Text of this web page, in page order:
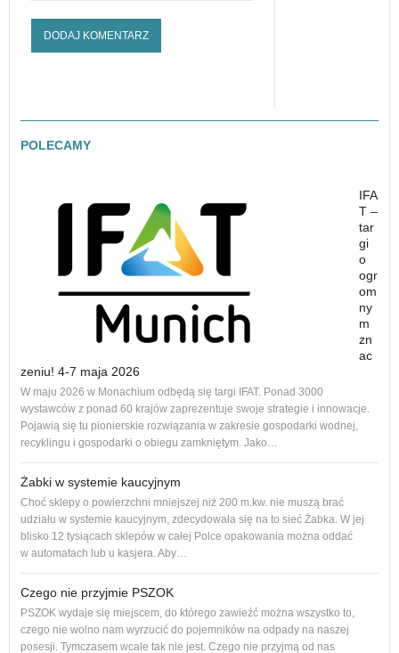
POLECAMY
IFA
T –
tar
gi
o
ogr
om
ny
m
zn
ac
zeniu! 4-7 maja 2026
W maju 2026 w Monachium odbędą się targi IFAT. Ponad 3000
wystawców z ponad 60 krajów zaprezentuje swoje strategie i innowacje.
Pojawią się tu pionierskie rozwiązania w zakresie gospodarki wodnej,
recyklingu i gospodarki o obiegu zamkniętym. Jako…
Żabki w systemie kaucyjnym
Choć sklepy o powierzchni mniejszej niż 200 m.kw. nie muszą brać
udziału w systemie kaucyjnym, zdecydowała się na to sieć Żabka. W jej
blisko 12 tysiącach sklepów w całej Polce opakowania można oddać
w automatach lub u kasjera. Aby…
Czego nie przyjmie PSZOK
PSZOK wydaje się miejscem, do którego zawieźć można wszystko to,
czego nie wolno nam wyrzucić do pojemników na odpady na naszej
posesji. Tymczasem wcale tak nie jest. Czego nie przyjmą od nas